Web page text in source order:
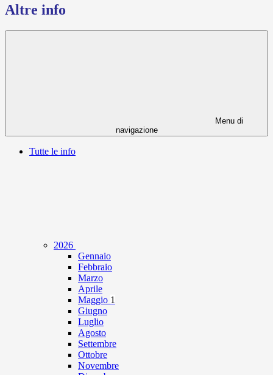
Altre info
Menu di
navigazione
Tutte le info
2026
Gennaio
Febbraio
Marzo
Aprile
Maggio 1
Giugno
Luglio
Agosto
Settembre
Ottobre
Novembre